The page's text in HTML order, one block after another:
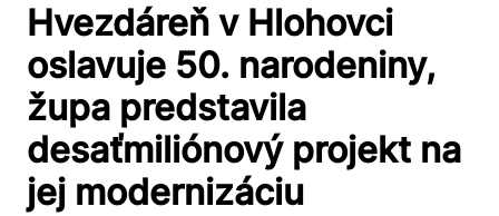
Hvezdáreň v Hlohovci
oslavuje 50. narodeniny,
župa predstavila
desaťmiliónový projekt na
jej modernizáciu